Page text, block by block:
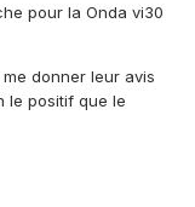
pour la Onda vi30
donner leur avis
le positif que le